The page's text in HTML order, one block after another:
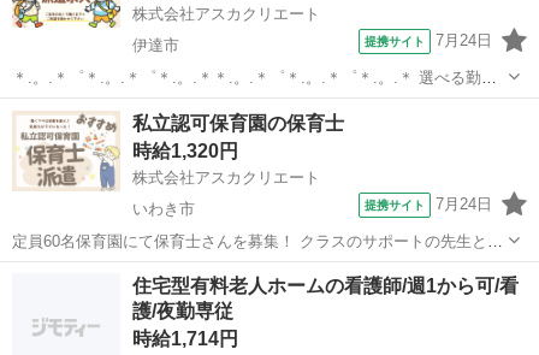
株式会社アスカクリエート
伊達市
提携サイト 7月24日
＊.。.＊゜＊.。.＊゜＊.。.＊＊.。.＊゜＊.。.＊゜＊.。.＊ 選べる勤務
日数・時間！ Wワークにもおすすめ♪ 書類やピアノを弾くお仕事はあ
りません◎ ＊.。.＊゜＊.。.＊゜＊.。.＊＊.。.＊゜＊.。....
福島 伊達市 保育士
私立認可保育園の保育士
時給1,320円
株式会社アスカクリエート
いわき市
提携サイト 7月24日
定員60名保育園にて保育士さんを募集！ クラスのサポートの先生とし
て、 勤務していただける方を募集しています！
・・・・・・・・・・・・・・・・・・・ ★7:00～19:00 うち8時間勤
務ができる方歓迎！ 例)①8...
いわき市 保育士
住宅型有料老人ホームの看護師/週1から可/看
護/夜勤専従
時給1,714円